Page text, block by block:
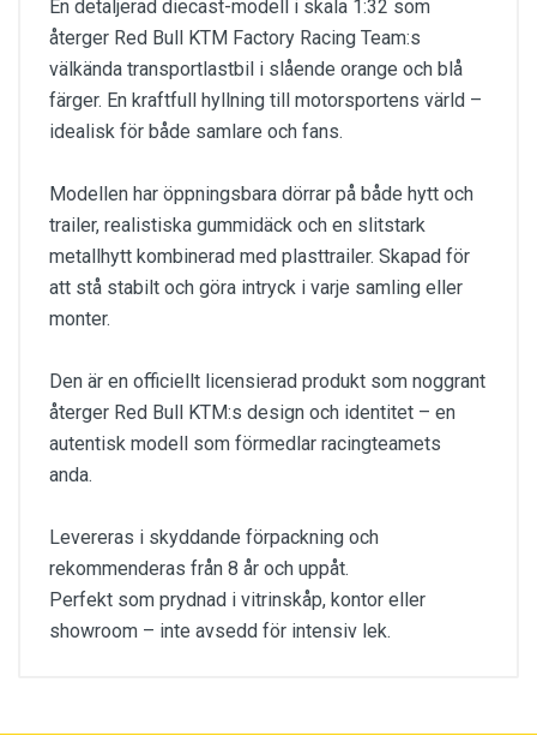
En detaljerad diecast-modell i skala 1:32 som
återger Red Bull KTM Factory Racing Team:s
välkända transportlastbil i slående orange och blå
färger. En kraftfull hyllning till motorsportens värld –
idealisk för både samlare och fans.
Modellen har öppningsbara dörrar på både hytt och
trailer, realistiska gummidäck och en slitstark
metallhytt kombinerad med plasttrailer. Skapad för
att stå stabilt och göra intryck i varje samling eller
monter.
Den är en officiellt licensierad produkt som noggrant
återger Red Bull KTM:s design och identitet – en
autentisk modell som förmedlar racingteamets
anda.
Levereras i skyddande förpackning och
rekommenderas från 8 år och uppåt.
Perfekt som prydnad i vitrinskåp, kontor eller
showroom – inte avsedd för intensiv lek.